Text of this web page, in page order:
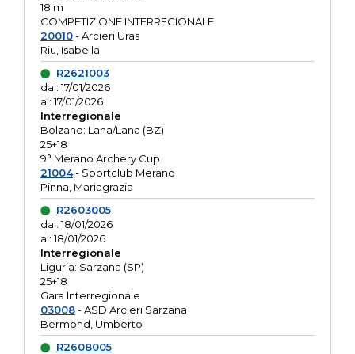
18 m
COMPETIZIONE INTERREGIONALE
20010- Arcieri Uras
Riu, Isabella
R2621003
dal: 17/01/2026
al: 17/01/2026
Interregionale
Bolzano: Lana/Lana (BZ)
25+18
9° Merano Archery Cup
21004- Sportclub Merano
Pinna, Mariagrazia
R2603005
dal: 18/01/2026
al: 18/01/2026
Interregionale
Liguria: Sarzana (SP)
25+18
Gara Interregionale
03008- ASD Arcieri Sarzana
Bermond, Umberto
R2608005